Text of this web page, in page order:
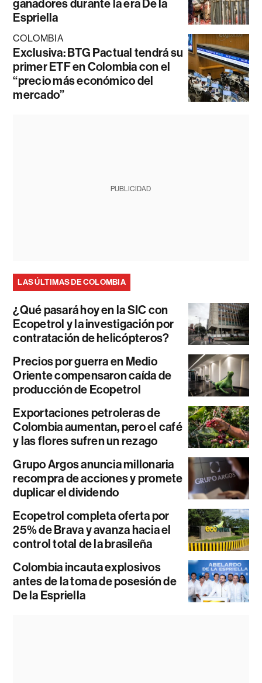
ganadores durante la era De la
Espriella
COLOMBIA
Exclusiva: BTG Pactual tendrá su
primer ETF en Colombia con el
“precio más económico del
mercado”
PUBLICIDAD
LAS ÚLTIMAS DE COLOMBIA
¿Qué pasará hoy en la SIC con
Ecopetrol y la investigación por
contratación de helicópteros?
Precios por guerra en Medio
Oriente compensaron caída de
producción de Ecopetrol
Exportaciones petroleras de
Colombia aumentan, pero el café
y las flores sufren un rezago
Grupo Argos anuncia millonaria
recompra de acciones y promete
duplicar el dividendo
Ecopetrol completa oferta por
25% de Brava y avanza hacia el
control total de la brasileña
Colombia incauta explosivos
antes de la toma de posesión de
De la Espriella